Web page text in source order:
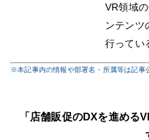
VR領域
ンテンツ
行ってい
※本記事内の情報や部署名・所属等は記事
「店舗販促のDXを進める